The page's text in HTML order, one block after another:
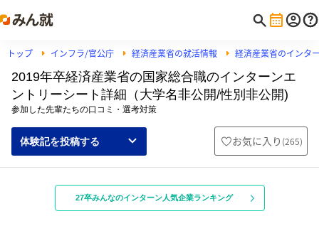
トップ インフラ/官公庁 経済産業省の就活情報 経済産業省のインタ
2019年卒経済産業省の国家総合職のインターンエ
ントリーシート詳細（大学名非公開/性別非公開)
参加した先輩たちの口コミ・選考対策
体験記を投稿する お気に入り (265)
27卒みんなのインターン人気企業ランキング